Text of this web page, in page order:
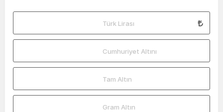
Türk Lirası
Cumhuriyet Altını
Tam Altın
Gram Altın